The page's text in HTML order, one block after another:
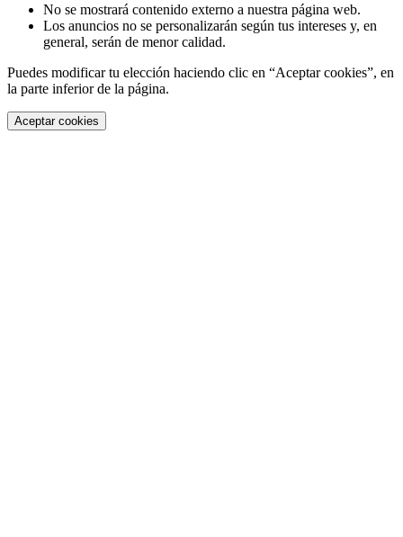
No se mostrará contenido externo a nuestra página web.
Los anuncios no se personalizarán según tus intereses y, en
general, serán de menor calidad.
Puedes modificar tu elección haciendo clic en “Aceptar cookies”, en
la parte inferior de la página.
Aceptar cookies